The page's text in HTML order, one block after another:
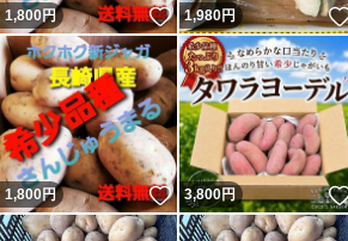
1,800 円 いいね！
1,980円
1,800 円 いいね！
3,800円